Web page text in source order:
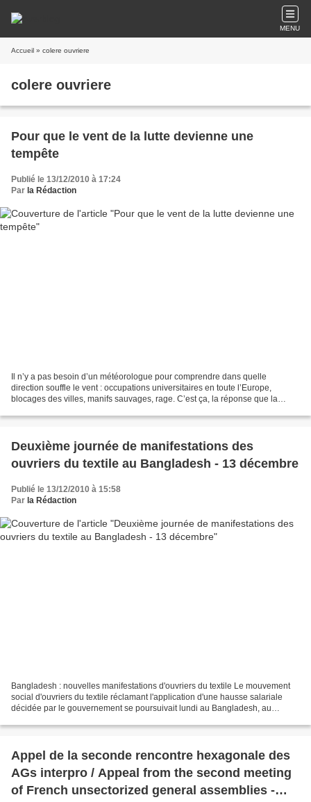
MENU
Accueil » colere ouvriere
colere ouvriere
Pour que le vent de la lutte devienne une
tempête
Publié le 13/12/2010 à 17:24
Par la Rédaction
Il n’y a pas besoin d’un météorologue pour comprendre dans quelle
direction souffle le vent : occupations universitaires en toute l’Europe,
blocages des villes, manifs sauvages, rage. C’est ça, la réponse que la
Deuxième journée de manifestations des
ouvriers du textile au Bangladesh - 13 décembre
Publié le 13/12/2010 à 15:58
Par la Rédaction
Bangladesh : nouvelles manifestations d'ouvriers du textile Le mouvement
social d'ouvriers du textile réclamant l'application d'une hausse salariale
décidée par le gouvernement se poursuivait lundi au Bangladesh, au
Appel de la seconde rencontre hexagonale des
AGs interpro / Appeal from the second meeting
of French unsectorized general assemblies -